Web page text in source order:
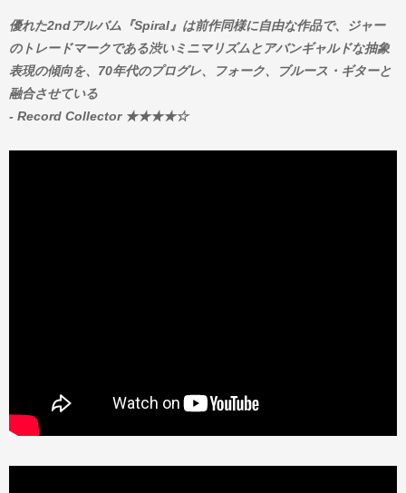
優れた2ndアルバム『Spiral』は前作同様に自由な作品で、ジャー
のトレードマークである渋いミニマリズムとアバンギャルドな抽象
表現の傾向を、70年代のプログレ、フォーク、ブルース・ギターと
融合させている
- Record Collector ★★★★☆